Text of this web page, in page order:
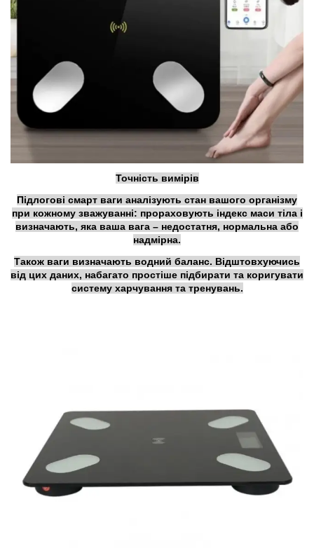
Точність вимірів
Підлогові смарт ваги аналізують стан вашого організму
при кожному зважуванні: прораховують індекс маси тіла і
визначають, яка ваша вага – недостатня, нормальна або
надмірна.
Також ваги визначають водний баланс. Відштовхуючись
від цих даних, набагато простіше підбирати та коригувати
систему харчування та тренувань.